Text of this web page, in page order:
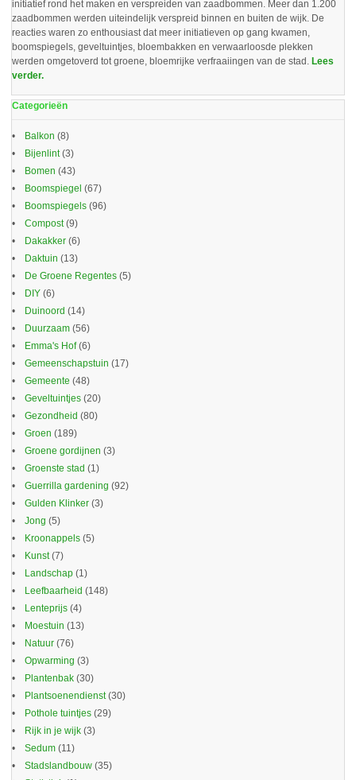
initiatief rond het maken en verspreiden van zaadbommen. Meer dan 1.200
zaadbommen werden uiteindelijk verspreid binnen en buiten de wijk. De
reacties waren zo enthousiast dat meer initiatieven op gang kwamen,
boomspiegels, geveltuintjes, bloembakken en verwaarloosde plekken
werden omgetoverd tot groene, bloemrijke verfraaiingen van de stad. Lees
verder.
Categorieën
Balkon (8)
Bijenlint(3)
Bomen (43)
Boomspiegel (67)
Boomspiegels (96)
Compost(9)
Dakakker (6)
Daktuin (13)
De Groene Regentes (5)
DIY (6)
Duinoord (14)
Duurzaam (56)
Emma's Hof(6)
Gemeenschapstuin (17)
Gemeente (48)
Geveltuintjes (20)
Gezondheid (80)
Groen (189)
Groene gordijnen (3)
Groenste stad (1)
Guerrilla gardening (92)
Gulden Klinker (3)
Jong (5)
Kroonappels (5)
Kunst(7)
Landschap (1)
Leefbaarheid (148)
Lenteprijs (4)
Moestuin (13)
Natuur (76)
Opwarming (3)
Plantenbak (30)
Plantsoenendienst(30)
Pothole tuintjes (29)
Rijk in je wijk (3)
Sedum (11)
Stadslandbouw (35)